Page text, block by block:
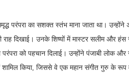
परंपरा का सशक्त स्तंभ माना जाता था।
राह दिखाई। उनके शिष्यों में मास्टर सलीम और
को पहचान दिलाई। उन्होंने पंजाबी लोक और
शामिल किया, जिससे वे एक महान संगीत गुरु के